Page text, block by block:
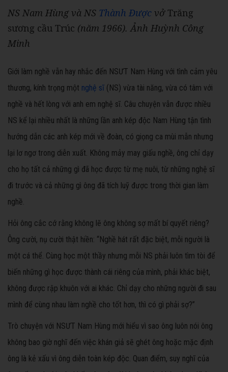
NS Nam Hùng và NS Thành Được vởTrăng
sương cầu Trúc (năm 1966). Ảnh Huỳnh Công
Minh
Giới làm nghề vẫn hay nhắc đến NSƯT Nam Hùng với tình cảm yêu
thương, kính trọng một nghệ sĩ (NS) vừa tài năng, vừa có tâm với
nghề và hết lòng với anh em nghệ sĩ. Câu chuyện vẫn được nhiều
NS kể lại nhiều nhất là những lần anh kép độc Nam Hùng tận tình
hướng dẫn các anh kép mới về đoàn, có giọng ca mùi mẫn nhưng
lại lơ ngơ trong diễn xuất. Không mảy may giấu nghề, ông chỉ dạy
cho họ tất cả những gì đã học được từ mẹ nuôi, từ những nghệ sĩ
đi trước và cả những gì ông đã tích luỹ được trong thời gian làm
nghề.
Hỏi ông cắc cớ rằng không lẽ ông không sợ mất bí quyết riêng?
Ông cười, nụ cười thật hiền: “Nghề hát rất đặc biệt, mỗi người là
một cá thể. Cùng học một thầy nhưng mỗi NS phải luôn tìm tòi để
biến những gì học được thành cái riêng của mình, phải khác biệt,
không được rập khuôn với ai khác. Chỉ dạy cho những người đi sau
mình để cùng nhau làm nghề cho tốt hơn, thì có gì phải sợ?”
Trò chuyện với NSƯT Nam Hùng mới hiểu vì sao ông luôn nói ông
không bao giờ nghĩ đến việc khán giả sẽ ghét ông hoặc mặc định
ông là kẻ xấu vì ông diễn toàn kép độc. Quan điểm, suy nghĩ của